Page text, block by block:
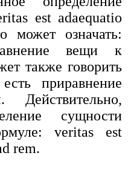
est adaequatio
означать:
вещи к
также говорить
приравнение
сущности
veritas est
rem.